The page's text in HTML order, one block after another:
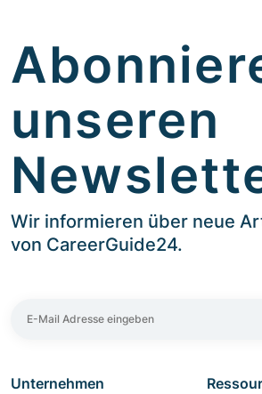
unseren
Wir informieren über neue
von CareerGuide24.
Unternehmen